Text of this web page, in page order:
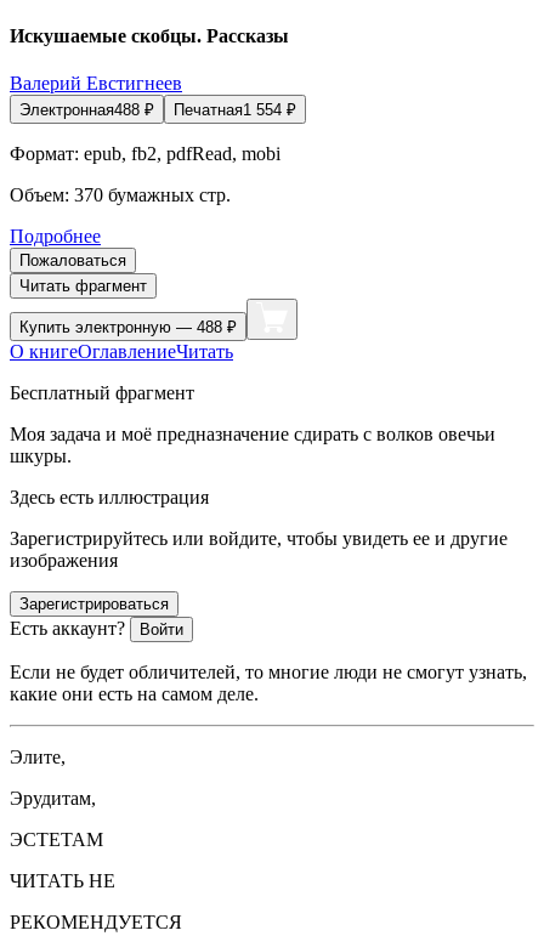
Искушаемые скобцы. Рассказы
Валерий Евстигнеев
Электронная488 ₽ Печатная1 554 ₽
Формат: epub, fb2, pdfRead, mobi
Объем: 370 бумажных стр.
Подробнее
Пожаловаться
Читать фрагмент
Купить электронную — 488 ₽
О книгеОглавлениеЧитать
Бесплатный фрагмент
Моя задача и моё предназначение сдирать с волков овечьи
шкуры.
Здесь есть иллюстрация
Зарегистрируйтесь или войдите, чтобы увидеть ее и другие
изображения
Зарегистрироваться
Есть аккаунт? Войти
Если не будет обличителей, то многие люди не смогут узнать,
какие они есть на самом деле.
Элите,
Эрудитам,
ЭСТЕТАМ
ЧИТАТЬ НЕ
РЕКОМЕНДУЕТСЯ